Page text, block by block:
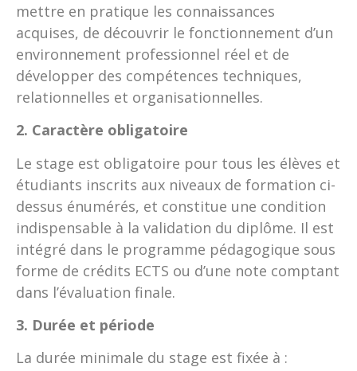
mettre en pratique les connaissances
acquises, de découvrir le fonctionnement d’un
environnement professionnel réel et de
développer des compétences techniques,
relationnelles et organisationnelles.
2. Caractère obligatoire
Le stage est obligatoire pour tous les élèves et
étudiants inscrits aux niveaux de formation ci-
dessus énumérés, et constitue une condition
indispensable à la validation du diplôme. Il est
intégré dans le programme pédagogique sous
forme de crédits ECTS ou d’une note comptant
dans l’évaluation finale.
3. Durée et période
La durée minimale du stage est fixée à :